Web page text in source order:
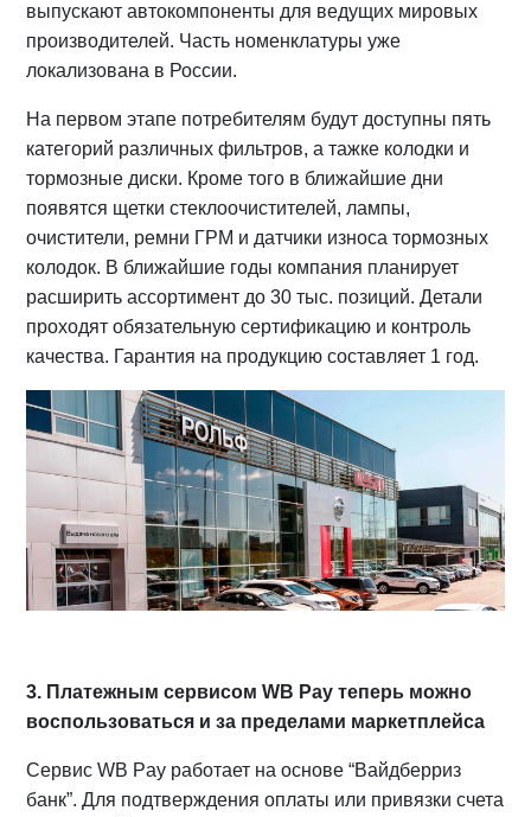
выпускают автокомпоненты для ведущих мировых
производителей. Часть номенклатуры уже
локализована в России.
На первом этапе потребителям будут доступны пять
категорий различных фильтров, а тажке колодки и
тормозные диски. Кроме того в ближайшие дни
появятся щетки стеклоочистителей, лампы,
очистители, ремни ГРМ и датчики износа тормозных
колодок. В ближайшие годы компания планирует
расширить ассортимент до 30 тыс. позиций. Детали
проходят обязательную сертификацию и контроль
качества. Гарантия на продукцию составляет 1 год.
3. Платежным сервисом WB Pay теперь можно
воспользоваться и за пределами маркетплейса
Сервис WB Pay работает на основе “Вайдберриз
банк”. Для подтверждения оплаты или привязки счета